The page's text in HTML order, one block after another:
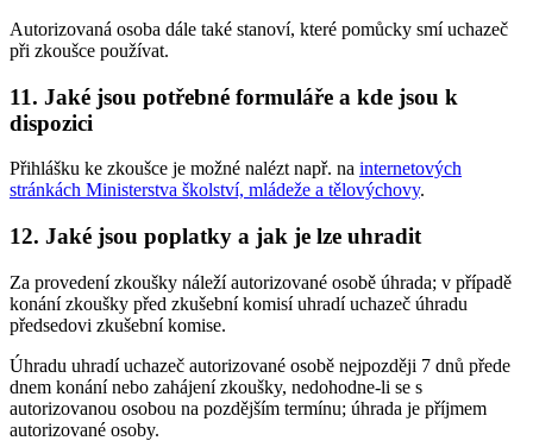
Autorizovaná osoba dále také stanoví, které pomůcky smí uchazeč
při zkoušce používat.
11. Jaké jsou potřebné formuláře a kde jsou k
dispozici
Přihlášku ke zkoušce je možné nalézt např. na internetových
stránkách Ministerstva školství, mládeže a tělovýchovy.
12. Jaké jsou poplatky a jak je lze uhradit
Za provedení zkoušky náleží autorizované osobě úhrada; v případě
konání zkoušky před zkušební komisí uhradí uchazeč úhradu
předsedovi zkušební komise.
Úhradu uhradí uchazeč autorizované osobě nejpozději 7 dnů přede
dnem konání nebo zahájení zkoušky, nedohodne-li se s
autorizovanou osobou na pozdějším termínu; úhrada je příjmem
autorizované osoby.